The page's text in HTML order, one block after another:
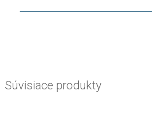
Súvisiace produkty